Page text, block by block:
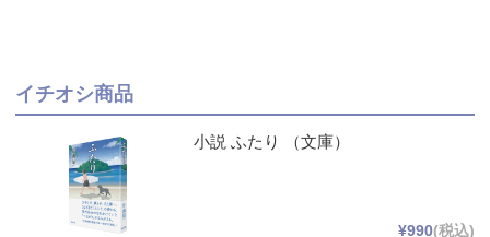
イチオシ商品
小説 ふたり （文庫）
¥990(税込)